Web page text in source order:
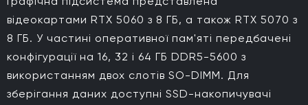
відеокартами RTX 5060 з 8 ГБ, а також RTX 5070 з
8 ГБ. У частині оперативної пам'яті передбачені
конфігурації на 16, 32 і 64 ГБ DDR5-5600 з
використанням двох слотів SO-DIMM. Для
зберігання даних доступні SSD-накопичувачі